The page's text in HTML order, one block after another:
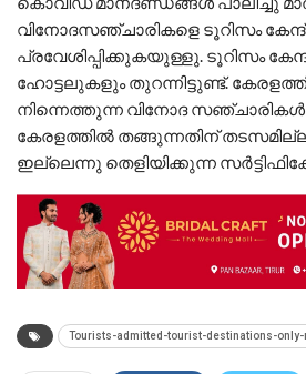
വിനോദസഞ്ചാരികളെ ടൂറിസം
പ്രവേശിപ്പിക്കുകയുള്ളു. ടൂറിസം
ഹോട്ടലുകളും തുറന്നിട്ടുണ്ട്.
നിന്നെത്തുന്ന വിനോദ
കേരളത്തില്‍ തങ്ങുന്നതിന്
ഇല്ലെന്നു തെളിയിക്കുന്ന
Tourists-admitted-tourist-destinations-only-